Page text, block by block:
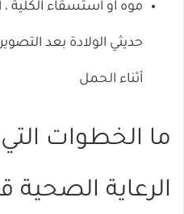
موه او استسقاء الكلية ،
حديثي الولادة بعد
أثناء الحمل
ما الخطوات
الرعاية